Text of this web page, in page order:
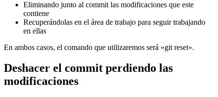
Eliminando junto al commit las modificaciones que este
contiene
Recuperándolas en el área de trabajo para seguir trabajando
en ellas
En ambos casos, el comando que utilizaremos será «git reset».
Deshacer el commit perdiendo las
modificaciones